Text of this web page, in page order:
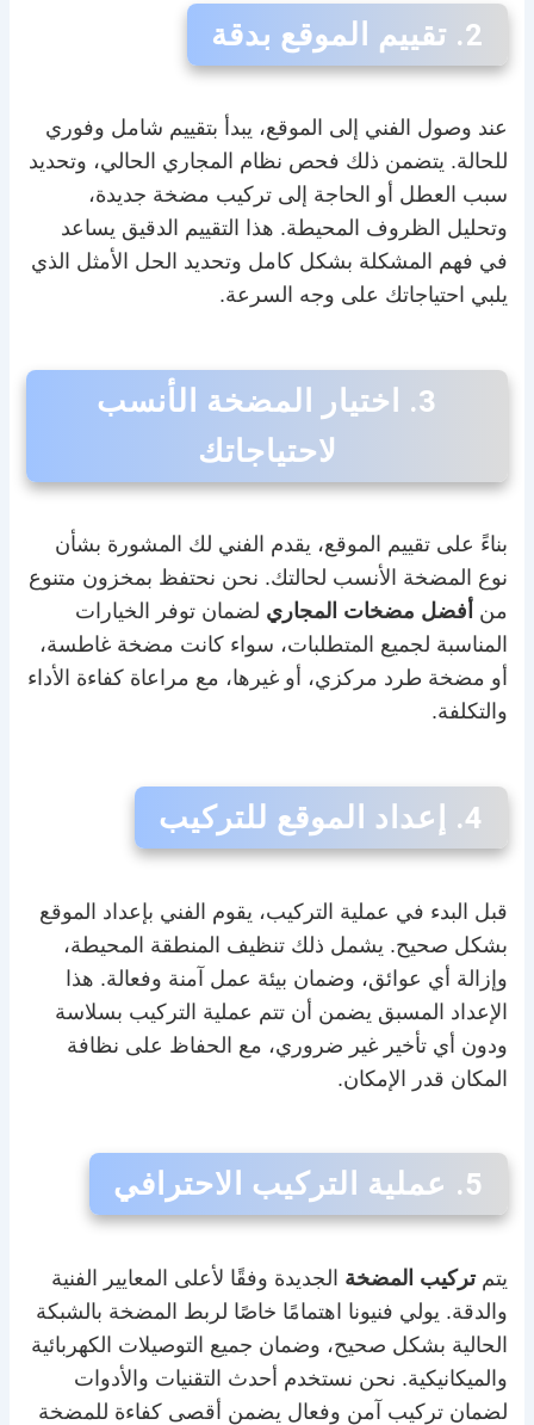
2. تقييم الموقع بدقة
عند وصول الفني إلى الموقع، يبدأ بتقييم شامل وفوري
للحالة. يتضمن ذلك فحص نظام المجاري الحالي، وتحديد
سبب العطل أو الحاجة إلى تركيب مضخة جديدة،
وتحليل الظروف المحيطة. هذا التقييم الدقيق يساعد
في فهم المشكلة بشكل كامل وتحديد الحل الأمثل الذي
يلبي احتياجاتك على وجه السرعة.
3. اختيار المضخة الأنسب
لاحتياجاتك
بناءً على تقييم الموقع، يقدم الفني لك المشورة بشأن
نوع المضخة الأنسب لحالتك. نحن نحتفظ بمخزون متنوع
من أفضل مضخات المجاري لضمان توفر الخيارات
المناسبة لجميع المتطلبات، سواء كانت مضخة غاطسة،
أو مضخة طرد مركزي، أو غيرها، مع مراعاة كفاءة الأداء
والتكلفة.
4. إعداد الموقع للتركيب
قبل البدء في عملية التركيب، يقوم الفني بإعداد الموقع
بشكل صحيح. يشمل ذلك تنظيف المنطقة المحيطة،
وإزالة أي عوائق، وضمان بيئة عمل آمنة وفعالة. هذا
الإعداد المسبق يضمن أن تتم عملية التركيب بسلاسة
ودون أي تأخير غير ضروري، مع الحفاظ على نظافة
المكان قدر الإمكان.
5. عملية التركيب الاحترافي
يتمتركيب المضخة الجديدة وفقًا لأعلى المعايير الفنية
والدقة. يولي فنيونا اهتمامًا خاصًا لربط المضخة بالشبكة
الحالية بشكل صحيح، وضمان جميع التوصيلات الكهربائية
والميكانيكية. نحن نستخدم أحدث التقنيات والأدوات
لضمان تركيب آمن وفعال يضمن أقصى كفاءة للمضخة